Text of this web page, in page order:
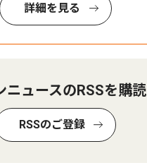
詳細を見る
ニュースのRSSを購読
RSSのご登録